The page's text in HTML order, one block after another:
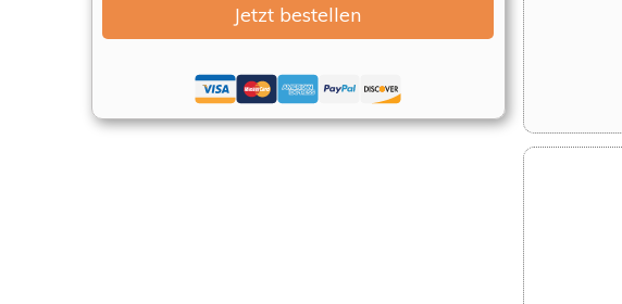
Jetzt bestellen